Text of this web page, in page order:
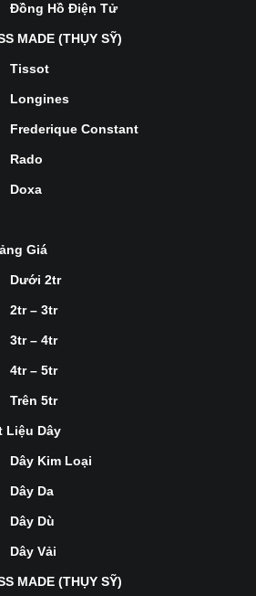
Đồng Hồ Điện Tử
MADE (THỤY SỸ)
Tissot
Longines
Frederique Constant
Rado
Doxa
Giá
Dưới 2tr
2tr – 3tr
3tr – 4tr
4tr – 5tr
Trên 5tr
Liệu Dây
Dây Kim Loại
Dây Da
Dây Dù
Dây Vải
MADE (THỤY SỸ)